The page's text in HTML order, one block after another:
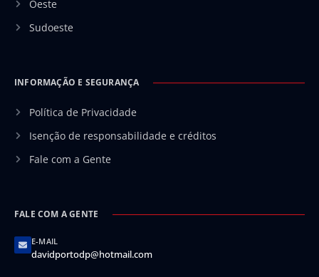
Oeste
Sudoeste
INFORMAÇÃO E SEGURANÇA
Política de Privacidade
Isenção de responsabilidade e créditos
Fale com a Gente
FALE COM A GENTE
E-MAIL
davidportodp@hotmail.com